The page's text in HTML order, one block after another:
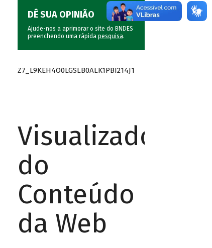
DÊ SUA OPINIÃO
Ajude-nos a aprimorar o site do BNDES
preenchendo uma rápida pesquisa.
Z7_L9KEH4O0LGSLB0ALK1PBI214J1
Visualizador
do
Conteúdo
da Web